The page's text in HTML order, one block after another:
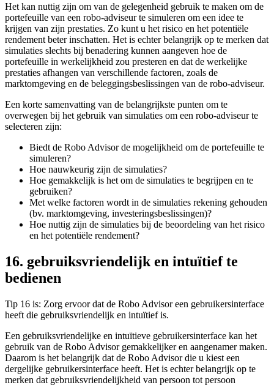
Het kan nuttig zijn om van de gelegenheid gebruik te maken om de
portefeuille van een robo-adviseur te simuleren om een idee te
krijgen van zijn prestaties. Zo kunt u het risico en het potentiële
rendement beter inschatten. Het is echter belangrijk op te merken dat
simulaties slechts bij benadering kunnen aangeven hoe de
portefeuille in werkelijkheid zou presteren en dat de werkelijke
prestaties afhangen van verschillende factoren, zoals de
marktomgeving en de beleggingsbeslissingen van de robo-adviseur.
Een korte samenvatting van de belangrijkste punten om te
overwegen bij het gebruik van simulaties om een robo-adviseur te
selecteren zijn:
Biedt de Robo Advisor de mogelijkheid om de portefeuille te
simuleren?
Hoe nauwkeurig zijn de simulaties?
Hoe gemakkelijk is het om de simulaties te begrijpen en te
gebruiken?
Met welke factoren wordt in de simulaties rekening gehouden
(bv. marktomgeving, investeringsbeslissingen)?
Hoe nuttig zijn de simulaties bij de beoordeling van het risico
en het potentiële rendement?
16. gebruiksvriendelijk en intuïtief te
bedienen
Tip 16 is: Zorg ervoor dat de Robo Advisor een gebruikersinterface
heeft die gebruiksvriendelijk en intuïtief is.
Een gebruiksvriendelijke en intuïtieve gebruikersinterface kan het
gebruik van de Robo Advisor gemakkelijker en aangenamer maken.
Daarom is het belangrijk dat de Robo Advisor die u kiest een
dergelijke gebruikersinterface heeft. Het is echter belangrijk op te
merken dat gebruiksvriendelijkheid van persoon tot persoon